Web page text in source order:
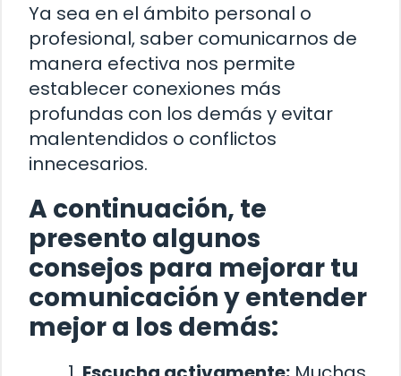
Ya sea en el ámbito personal o
profesional, saber comunicarnos de
manera efectiva nos permite
establecer conexiones más
profundas con los demás y evitar
malentendidos o conflictos
innecesarios.
A continuación, te
presento algunos
consejos para mejorar tu
comunicación y entender
mejor a los demás: